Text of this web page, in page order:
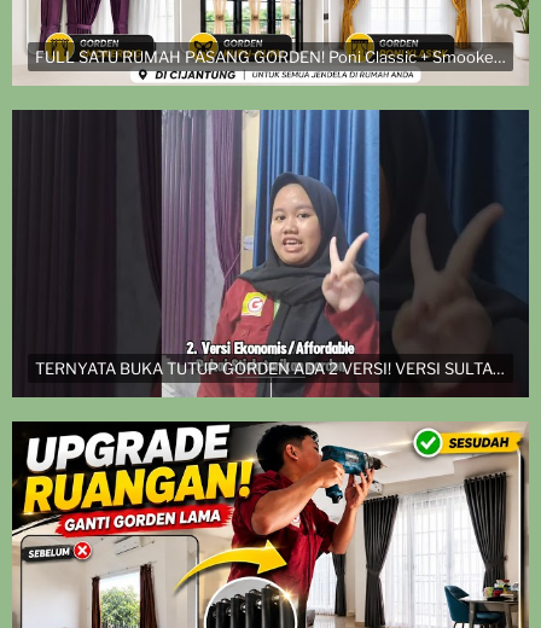
TERNYATA BUKA TUTUP GORDEN ADA 2 VERSI! VERSI SULTAN DAN VERSI EKONOMIS